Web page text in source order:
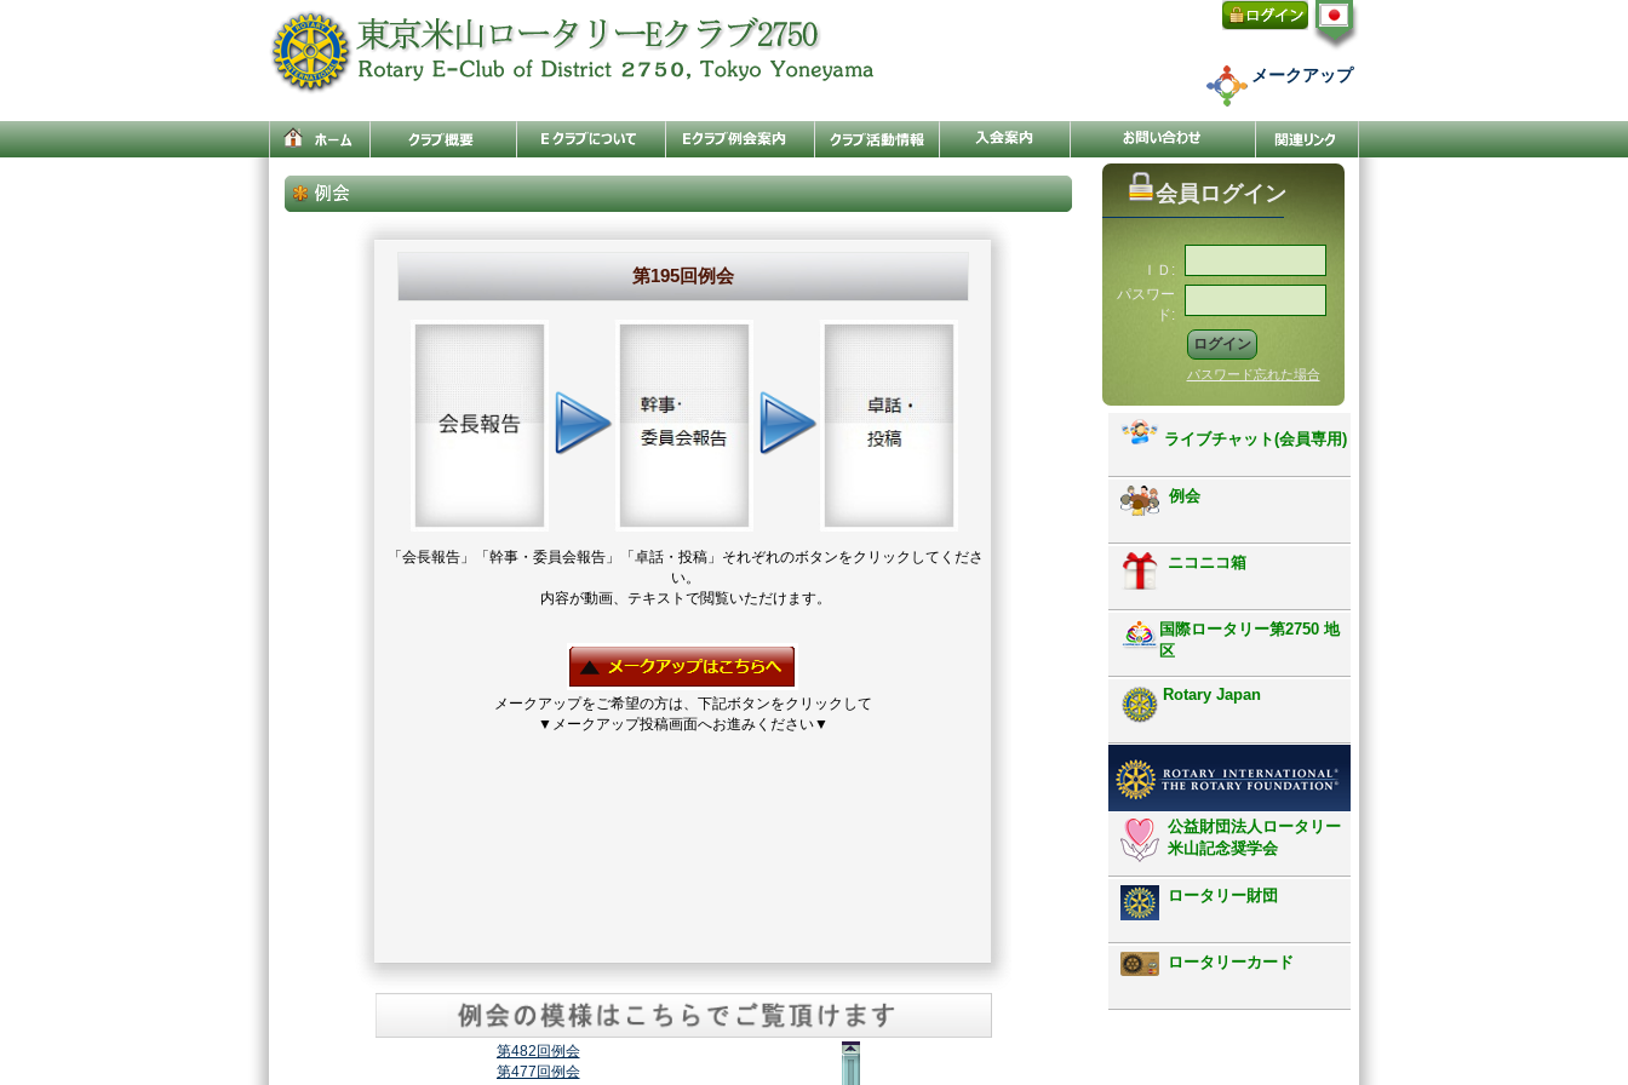
メークアップ
第195回例会
「会長報告」「幹事・委員会報告」「卓話・投稿」それぞれのボタンをクリックしてくださ
い。
内容が動画、テキストで閲覧いただけます。
メークアップをご希望の方は、下記ボタンをクリックして
▼メークアップ投稿画面へお進みください▼
第482回例会
第477回例会
会員ログイン
ＩＤ:
パスワー
ド:
パスワード忘れた場合
ライブチャット(会員専用)
例会
ニコニコ箱
国際ロータリー第2750 地
区
Rotary Japan
公益財団法人ロータリー
米山記念奨学会
ロータリー財団
ロータリーカード